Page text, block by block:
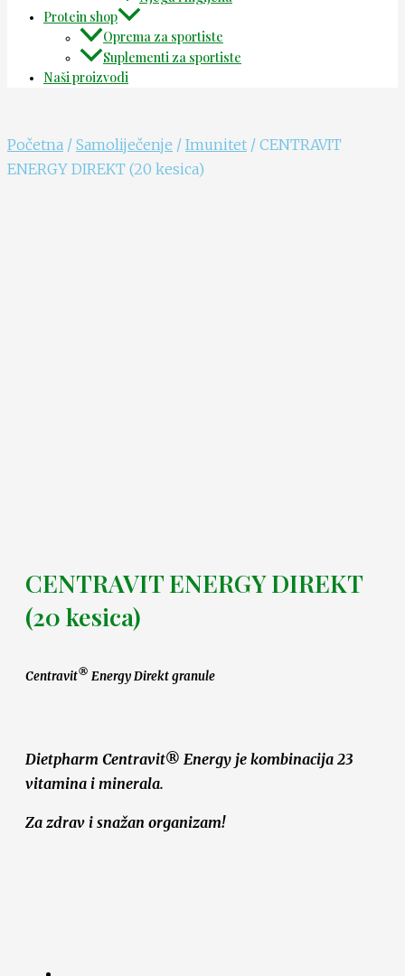
Protein shop
Oprema za sportiste
Suplementi za sportiste
Naši proizvodi
Početna / Samoliječenje / Imunitet / CENTRAVIT
ENERGY DIREKT (20 kesica)
CENTRAVIT ENERGY DIREKT
(20 kesica)
Centravit® Energy Direkt granule
Dietpharm Centravit® Energy je kombinacija 23
vitamina i minerala.
Za zdrav i snažan organizam!